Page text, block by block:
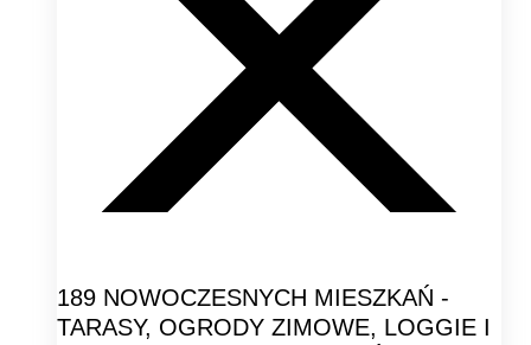
189 NOWOCZESNYCH MIESZKAŃ -
TARASY, OGRODY ZIMOWE, LOGGIE I